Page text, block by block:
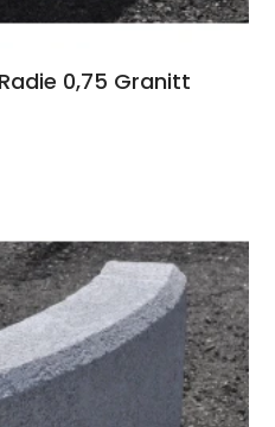
0,75 Granitt